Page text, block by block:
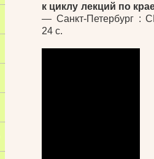
к циклу лекций по
— Санкт-Петербург :
24 с.